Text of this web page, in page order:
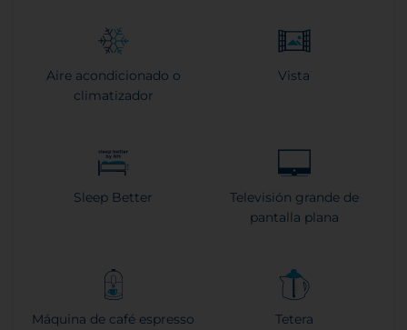
Aire acondicionado o
climatizador
Vista
Sleep Better
Televisión grande de
pantalla plana
Máquina de café espresso Tetera